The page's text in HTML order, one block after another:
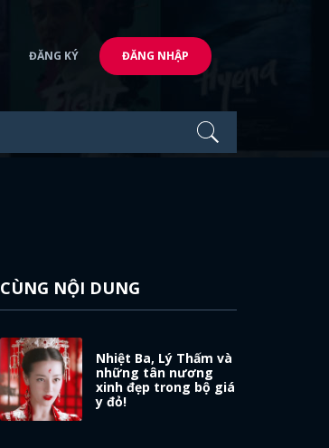
ĐĂNG KÝ ĐĂNG NHẬP
CÙNG NỘI DUNG
Nhiệt Ba, Lý Thấm và
những tân nương
xinh đẹp trong bộ giá
y đỏ!